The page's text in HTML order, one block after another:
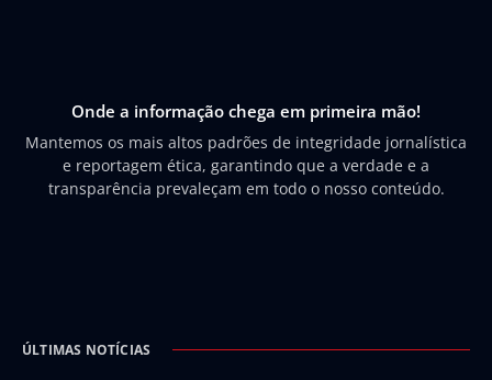
Onde a informação chega em primeira mão!
Mantemos os mais altos padrões de integridade jornalística
e reportagem ética, garantindo que a verdade e a
transparência prevaleçam em todo o nosso conteúdo.
ÚLTIMAS NOTÍCIAS